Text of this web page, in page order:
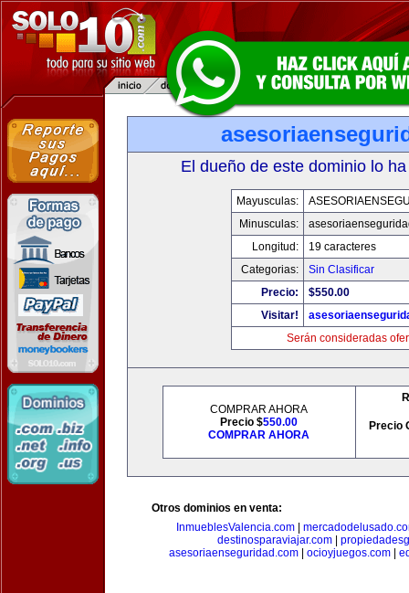
El dueño de este dominio lo
Mayusculas:
Minusculas:
Longitud:
19 caracteres
Categorias:
Sin Clasificar
Precio:
$550.00
Visitar!
Serán consideradas
COMPRAR AHORA
Precio $550.00
COMPRAR AHORA
Precio
Otros dominios en venta:
InmueblesValencia.com|
destinosparaviajar.com
asesoriaenseguridad.com
ocioyjuegos.com